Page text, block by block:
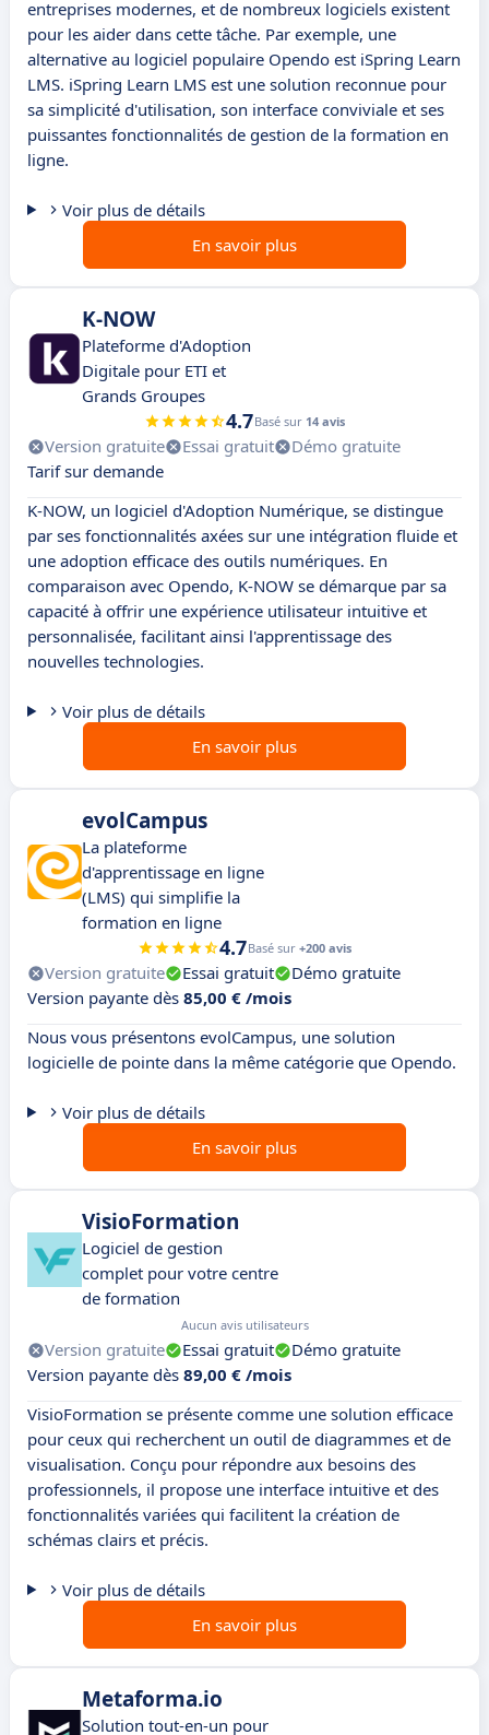
entreprises modernes, et de nombreux logiciels existent
pour les aider dans cette tâche. Par exemple, une
alternative au logiciel populaire Opendo est iSpring Learn
LMS. iSpring Learn LMS est une solution reconnue pour
sa simplicité d'utilisation, son interface conviviale et ses
puissantes fonctionnalités de gestion de la formation en
ligne.
Voir plus de détails
En savoir plus
K-NOW
Plateforme d'Adoption
Digitale pour ETI et
Grands Groupes
4.7Basé sur 14 avis
Version gratuite Essai gratuit
Démo gratuite
Tarif sur demande
K-NOW, un logiciel d'Adoption Numérique, se distingue
par ses fonctionnalités axées sur une intégration fluide et
une adoption efficace des outils numériques. En
comparaison avec Opendo, K-NOW se démarque par sa
capacité à offrir une expérience utilisateur intuitive et
personnalisée, facilitant ainsi l'apprentissage des
nouvelles technologies.
Voir plus de détails
En savoir plus
evolCampus
La plateforme
d'apprentissage en ligne
(LMS) qui simplifie la
formation en ligne
4.7Basé sur +200 avis
Version gratuite Essai gratuit
Démo gratuite
Version payante dès 85,00 € /mois
Nous vous présentons evolCampus, une solution
logicielle de pointe dans la même catégorie que Opendo.
Voir plus de détails
En savoir plus
VisioFormation
Logiciel de gestion
complet pour votre centre
de formation
Aucun avis utilisateurs
Version gratuite Essai gratuit
Démo gratuite
Version payante dès 89,00 € /mois
VisioFormation se présente comme une solution efficace
pour ceux qui recherchent un outil de diagrammes et de
visualisation. Conçu pour répondre aux besoins des
professionnels, il propose une interface intuitive et des
fonctionnalités variées qui facilitent la création de
schémas clairs et précis.
Voir plus de détails
En savoir plus
Metaforma.io
Solution tout-en-un pour